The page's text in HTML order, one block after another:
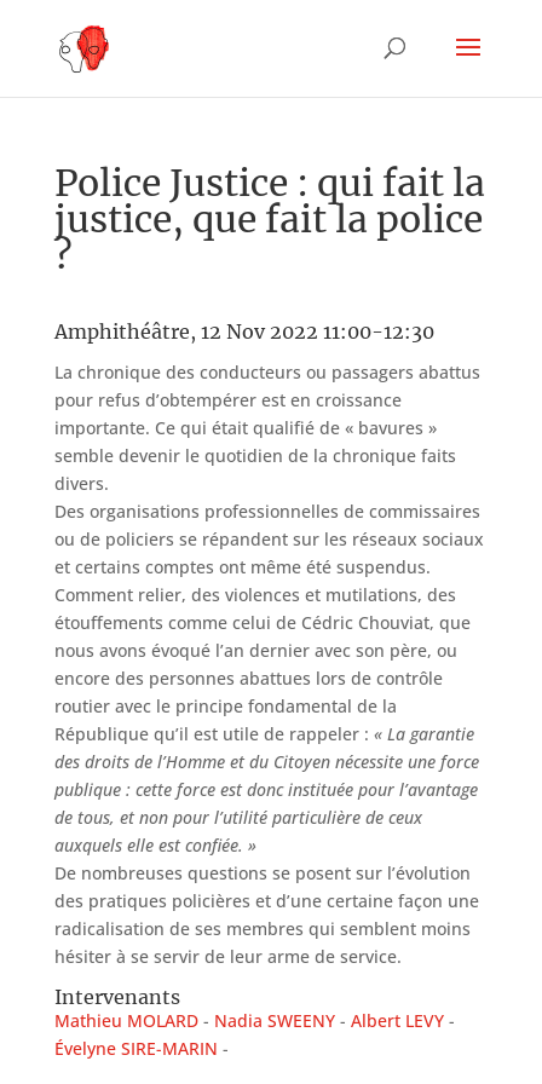
Police Justice : qui fait la
justice, que fait la police
?
Amphithéâtre, 12 Nov 2022 11:00-12:30
La chronique des conducteurs ou passagers abattus
pour refus d’obtempérer est en croissance
importante. Ce qui était qualifié de « bavures »
semble devenir le quotidien de la chronique faits
divers.
Des organisations professionnelles de commissaires
ou de policiers se répandent sur les réseaux sociaux
et certains comptes ont même été suspendus.
Comment relier, des violences et mutilations, des
étouffements comme celui de Cédric Chouviat, que
nous avons évoqué l’an dernier avec son père, ou
encore des personnes abattues lors de contrôle
routier avec le principe fondamental de la
République qu’il est utile de rappeler : « La garantie
des droits de l’Homme et du Citoyen nécessite une force
publique : cette force est donc instituée pour l’avantage
de tous, et non pour l’utilité particulière de ceux
auxquels elle est confiée. »
De nombreuses questions se posent sur l’évolution
des pratiques policières et d’une certaine façon une
radicalisation de ses membres qui semblent moins
hésiter à se servir de leur arme de service.
Intervenants
Mathieu MOLARD Nadia SWEENY
Albert LEVY
Évelyne SIRE-MARIN